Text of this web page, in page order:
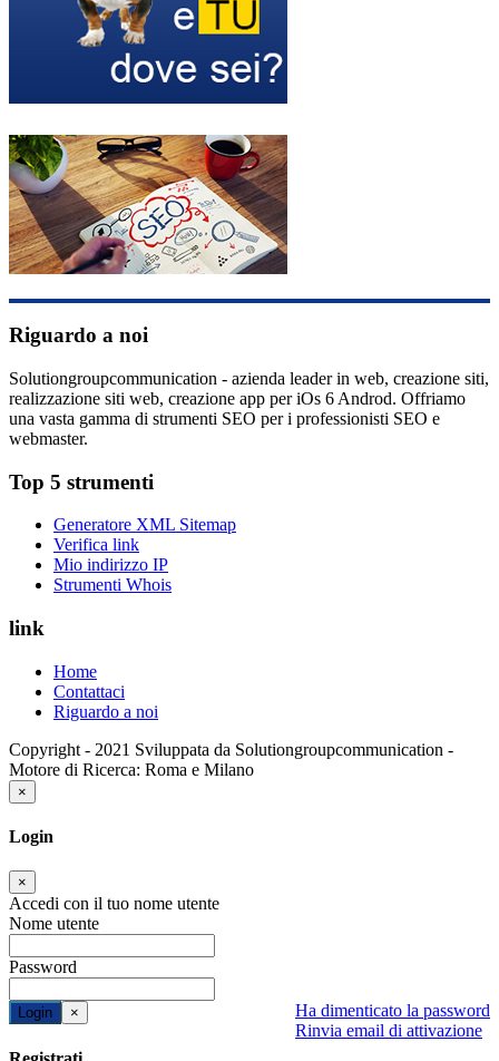
Riguardo a noi
Solutiongroupcommunication - azienda leader in web, creazione siti,
realizzazione siti web, creazione app per iOs 6 Androd. Offriamo
una vasta gamma di strumenti SEO per i professionisti SEO e
webmaster.
Top 5 strumenti
Generatore XML Sitemap
Verifica link
Mio indirizzo IP
Strumenti Whois
link
Home
Contattaci
Riguardo a noi
Copyright - 2021 Sviluppata da Solutiongroupcommunication -
Motore di Ricerca: Roma e Milano
×
Login
×
Accedi con il tuo nome utente
Nome utente
Password
Login
Ha dimenticato la password
Rinvia email di attivazione
×